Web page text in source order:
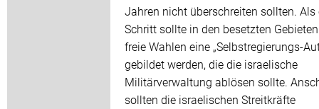
Jahren nicht überschreiten sollten. Als
Schritt sollte in den besetzten
freie Wahlen eine „Selbstregierungs-
gebildet werden, die die israelische
Militärverwaltung ablösen sollte.
sollten die israelischen Streitkräfte